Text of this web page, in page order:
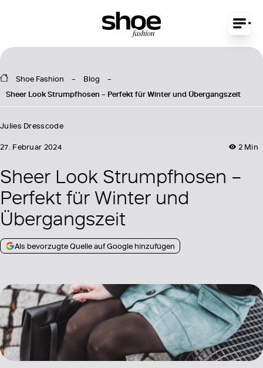
Shoe Fashion
Blog
Sheer Look Strumpfhosen – Perfekt für Winter und Übergangszeit
Julies Dresscode
2 Min
27. Februar 2024
Sheer Look Strumpfhosen –
Perfekt für Winter und
Übergangszeit
Als bevorzugte Quelle auf Google hinzufügen